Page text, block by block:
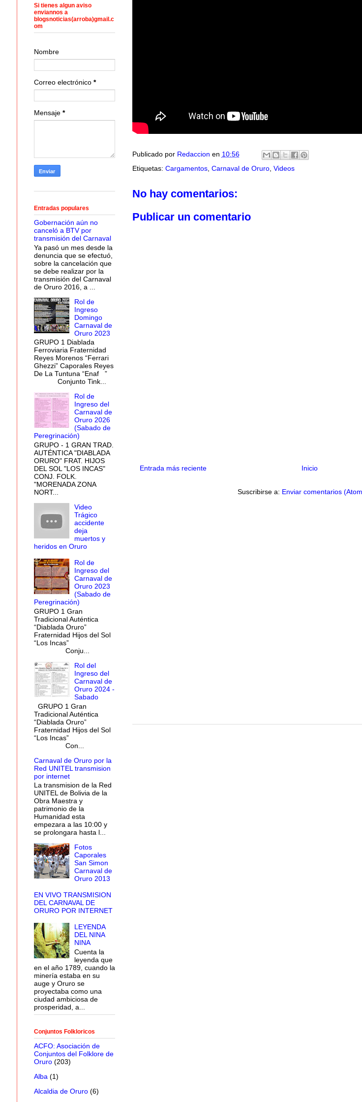
Publicado por Redaccion en 10:56
Etiquetas: Cargamentos, Carnaval de Oruro, Videos
No hay comentarios:
Publicar un comentario
Entrada más reciente Inicio
Suscribirse a: Enviar comentarios
Si tienes algun aviso
enviannos a
blogsnoticias(arroba)gmail.c
om
Nombre
Correo electrónico *
Mensaje *
Entradas populares
Gobernación aún no
canceló a BTV por
transmisión del Carnaval
Ya pasó un mes desde la
denuncia que se efectuó,
sobre la cancelación que
se debe realizar por la
transmisión del Carnaval
de Oruro 2016, a ...
Rol de
Ingreso
Domingo
Carnaval de
Oruro 2023
GRUPO 1 Diablada
Ferroviaria Fraternidad
Reyes Morenos “Ferrari
Ghezzi” Caporales Reyes
De La Tuntuna “Enaf ”
Conjunto Tink...
Rol de
Ingreso del
Carnaval de
Oruro 2026
(Sabado de
Peregrinación)
GRUPO - 1 GRAN TRAD.
AUTÉNTICA "DIABLADA
ORURO" FRAT. HIJOS
DEL SOL "LOS INCAS"
CONJ. FOLK.
"MORENADA ZONA
NORT...
Video
Trágico
accidente
deja
muertos y
heridos en Oruro
Rol de
Ingreso del
Carnaval de
Oruro 2023
(Sabado de
Peregrinación)
GRUPO 1 Gran
Tradicional Auténtica
“Diablada Oruro”
Fraternidad Hijos del Sol
“Los Incas”
Conju...
Rol del
Ingreso del
Carnaval de
Oruro 2024 -
Sabado
GRUPO 1 Gran
Tradicional Auténtica
“Diablada Oruro”
Fraternidad Hijos del Sol
“Los Incas”
Con...
Carnaval de Oruro por la
Red UNITEL transmision
por internet
La transmision de la Red
UNITEL de Bolivia de la
Obra Maestra y
patrimonio de la
Humanidad esta
empezara a las 10:00 y
se prolongara hasta l...
Fotos
Caporales
San Simon
Carnaval de
Oruro 2013
EN VIVO TRANSMISION
DEL CARNAVAL DE
ORURO POR INTERNET
LEYENDA
DEL NINA
NINA
Cuenta la
leyenda que
en el año 1789, cuando la
minería estaba en su
auge y Oruro se
proyectaba como una
ciudad ambiciosa de
prosperidad, a...
Conjuntos Folkloricos
ACFO: Asociación de
Conjuntos del Folklore de
Oruro (203)
Alba (1)
Alcaldia de Oruro (6)